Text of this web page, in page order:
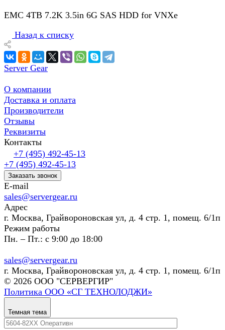
EMC 4TB 7.2K 3.5in 6G SAS HDD for VNXe
Назад к списку
Server Gear
О компании
Доставка и оплата
Производители
Отзывы
Реквизиты
Контакты
+7 (495) 492-45-13
+7 (495) 492-45-13
Заказать звонок
E-mail
sales@servergear.ru
Адрес
г. Москва, Грайвороновская ул, д. 4 стр. 1, помещ. 6/1п
Режим работы
Пн. – Пт.: с 9:00 до 18:00
sales@servergear.ru
г. Москва, Грайвороновская ул, д. 4 стр. 1, помещ. 6/1п
© 2026 ООО "СЕРВЕРГИР"
Политика ООО «СГ ТЕХНОЛОДЖИ»
Темная тема